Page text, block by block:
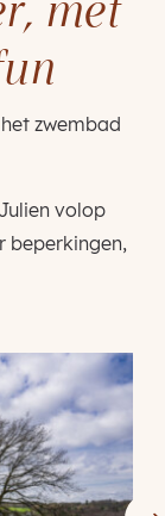
zwembad
volop
beperkingen,